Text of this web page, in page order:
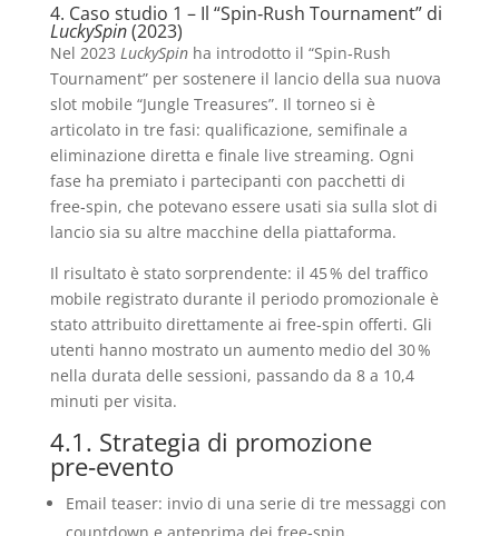
4. Caso studio 1 – Il “Spin‑Rush Tournament” di
LuckySpin(2023)
Nel 2023 LuckySpinha introdotto il “Spin‑Rush
Tournament” per sostenere il lancio della sua nuova
slot mobile “Jungle Treasures”. Il torneo si è
articolato in tre fasi: qualificazione, semifinale a
eliminazione diretta e finale live streaming. Ogni
fase ha premiato i partecipanti con pacchetti di
free‑spin, che potevano essere usati sia sulla slot di
lancio sia su altre macchine della piattaforma.
Il risultato è stato sorprendente: il 45 % del traffico
mobile registrato durante il periodo promozionale è
stato attribuito direttamente ai free‑spin offerti. Gli
utenti hanno mostrato un aumento medio del 30 %
nella durata delle sessioni, passando da 8 a 10,4
minuti per visita.
4.1. Strategia di promozione
pre‑evento
Email teaser: invio di una serie di tre messaggi con